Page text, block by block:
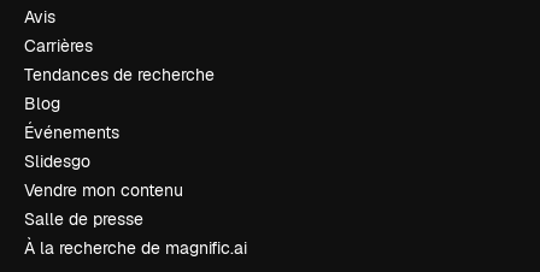
Avis
Carrières
Tendances de recherche
Blog
Événements
Slidesgo
Vendre mon contenu
Salle de presse
À la recherche de magnific.ai